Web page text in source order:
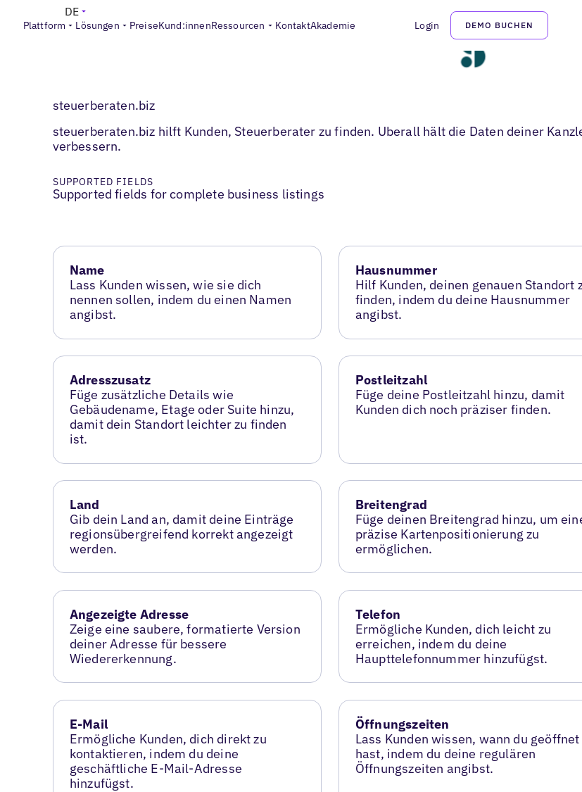
Plattform Lösungen PreiseKund:innenRessourcen KontaktAkademie Login DEMO BUCHEN
DE
steuerberaten.biz
steuerberaten.biz hilft Kunden, Steuerberater zu finden. Uberall hält die Daten deiner
verbessern.
SUPPORTED FIELDS
Supported fields for complete business listings
Name
Lass Kunden wissen, wie sie dich
nennen sollen, indem du einen Namen
angibst.
Hausnummer
Hilf Kunden, deinen genauen Standort
finden, indem du deine Hausnummer
angibst.
Adresszusatz
Füge zusätzliche Details wie
Gebäudename, Etage oder Suite hinzu,
damit dein Standort leichter zu finden
ist.
Postleitzahl
Füge deine Postleitzahl hinzu, damit
Kunden dich noch präziser finden.
Land
Gib dein Land an, damit deine Einträge
regionsübergreifend korrekt angezeigt
werden.
Breitengrad
Füge deinen Breitengrad hinzu, um
präzise Kartenpositionierung zu
ermöglichen.
Angezeigte Adresse
Zeige eine saubere, formatierte Version
deiner Adresse für bessere
Wiedererkennung.
Telefon
Ermögliche Kunden, dich leicht zu
erreichen, indem du deine
Haupttelefonnummer hinzufügst.
E-Mail
Ermögliche Kunden, dich direkt zu
kontaktieren, indem du deine
geschäftliche E-Mail-Adresse
hinzufügst.
Öffnungszeiten
Lass Kunden wissen, wann du geöffnet
hast, indem du deine regulären
Öffnungszeiten angibst.